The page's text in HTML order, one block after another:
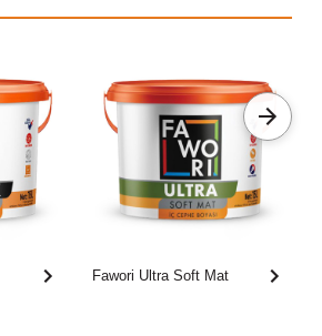
Fawori Ultra Soft Mat